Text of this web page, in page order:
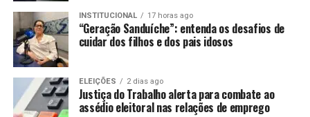
INSTITUCIONAL 17 horas ago
“Geração Sanduíche”: entenda os desafios de
cuidar dos filhos e dos pais idosos
ELEIÇÕES 2 dias ago
Justiça do Trabalho alerta para combate ao
assédio eleitoral nas relações de emprego